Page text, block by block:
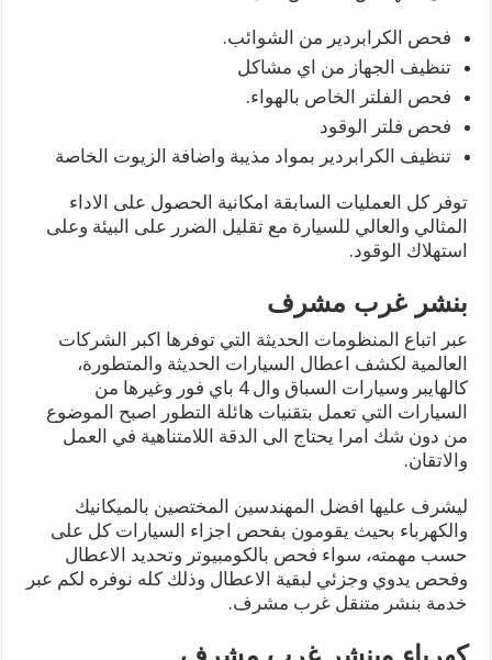
فحص الكرابردير من الشوائب.
تنظيف الجهاز من اي مشاكل
فحص الفلتر الخاص بالهواء.
فحص فلتر الوقود
تنظيف الكرابردير بمواد مذيبة واضافة الزيوت الخاصة
توفر كل العمليات السابقة امكانية الحصول على الاداء
المثالي والعالي للسيارة مع تقليل الضرر على البيئة وعلى
استهلاك الوقود.
بنشر غرب مشرف
عبر اتباع المنظومات الحديثة التي توفرها اكبر الشركات
العالمية لكشف اعطال السيارات الحديثة والمتطورة،
كالهايبر وسيارات السباق وال 4 باي فور وغيرها من
السيارات التي تعمل بتقنيات هائلة التطور اصبح الموضوع
من دون شك امرا يحتاج الى الدقة اللامتناهية في العمل
والاتقان.
ليشرف عليها افضل المهندسين المختصين بالميكانيك
والكهرباء بحيث يقومون بفحص اجزاء السيارات كل على
حسب مهمته، سواء فحص بالكومبيوتر وتحديد الاعطال
وفحص يدوي وجزئي لبقية الاعطال وذلك كله نوفره لكم عبر
خدمة بنشر متنقل غرب مشرف.